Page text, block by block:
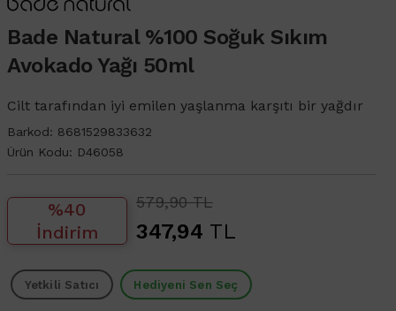
Bade Natural %100 Soğuk Sıkım
Avokado Yağı 50ml
Cilt tarafından iyi emilen yaşlanma karşıtı bir yağdır
Barkod: 8681529833632
Ürün Kodu: D46058
%40
İndirim
579,90 TL
347,94 TL
Yetkili Satıcı Hediyeni Sen Seç